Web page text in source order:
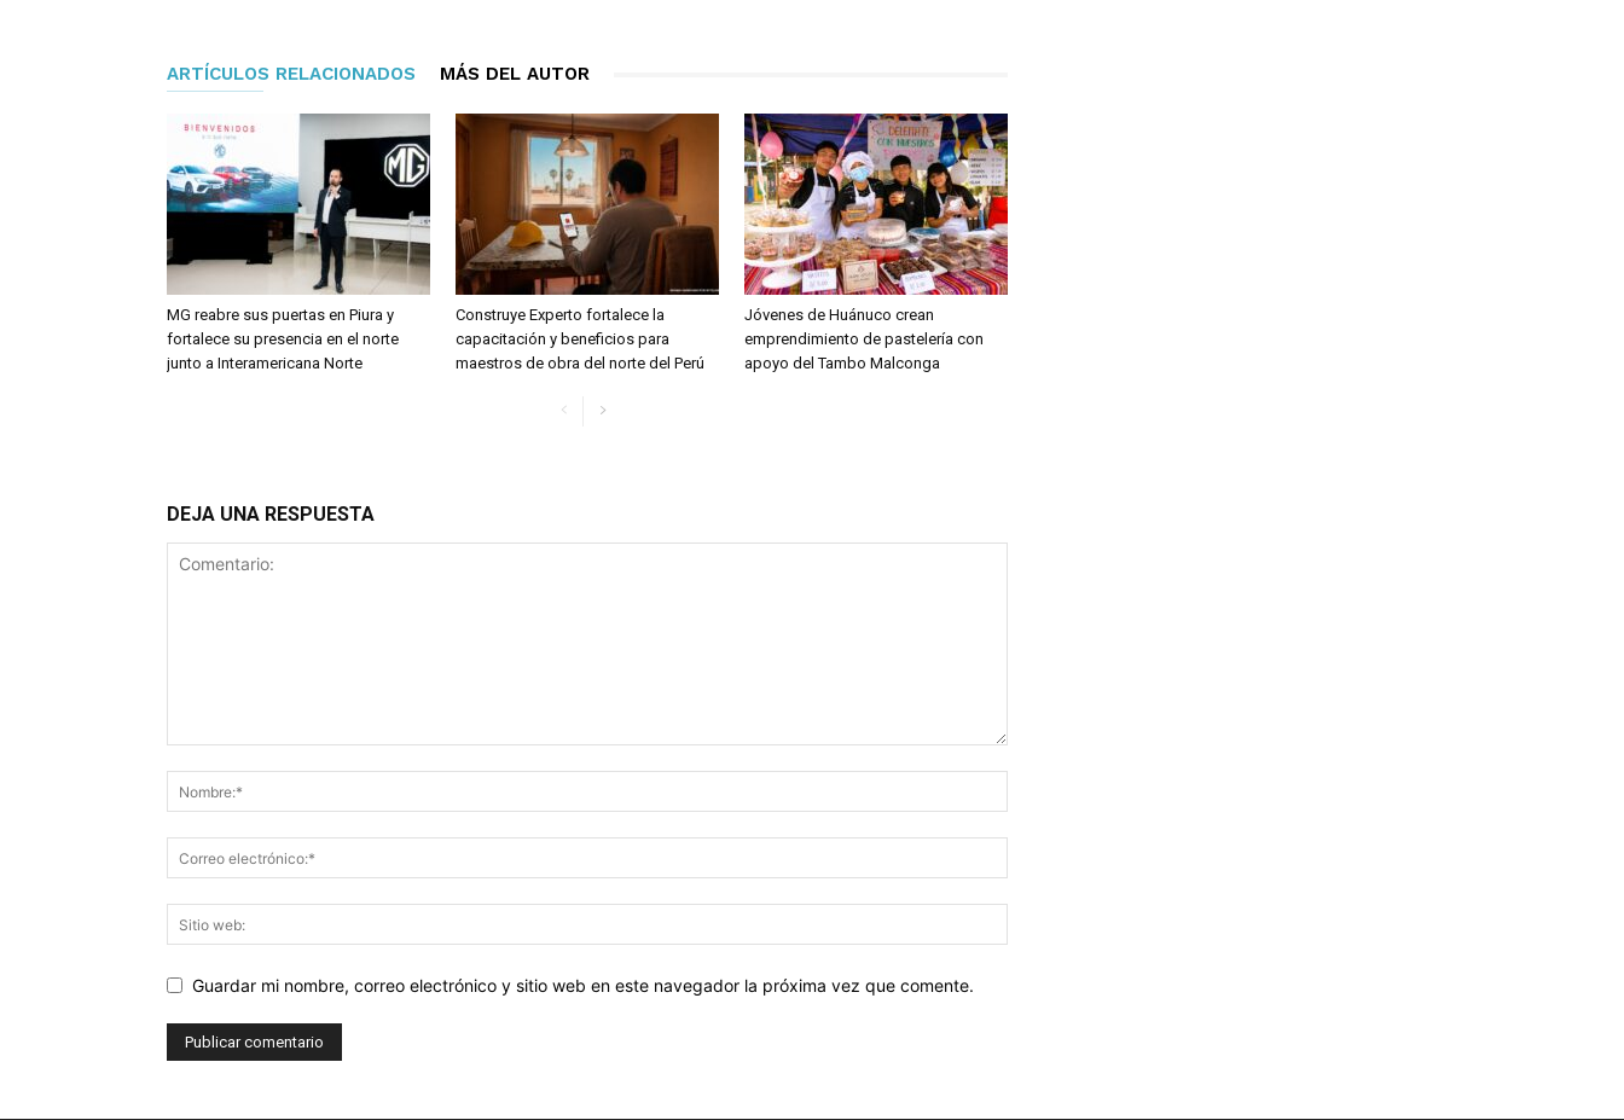
ARTÍCULOS RELACIONADOS MÁS DEL AUTOR
MG reabre sus puertas en Piura y
fortalece su presencia en el norte
junto a Interamericana Norte
Construye Experto fortalece la
capacitación y beneficios para
maestros de obra del norte del Perú
Jóvenes de Huánuco crean
emprendimiento de pastelería con
apoyo del Tambo Malconga
DEJA UNA RESPUESTA
Guardar mi nombre, correo electrónico y sitio web en este navegador la próxima vez que comente.